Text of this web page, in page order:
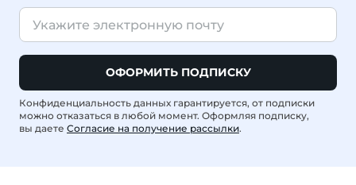
ОФОРМИТЬ ПОДПИСКУ
Конфиденциальность данных гарантируется, от подписки
можно отказаться в любой момент. Оформляя подписку,
вы даете Согласие на получение рассылки.